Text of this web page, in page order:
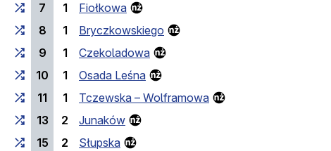
7
1
Fiołkowa
8
1
Bryczkowskiego
9
1
Czekoladowa
10
1
Osada Leśna
11
1
Tczewska – Wolframowa
13
2
Junaków
15
2
Słupska